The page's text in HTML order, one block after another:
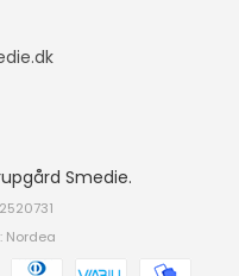
Smedie.
Nordea